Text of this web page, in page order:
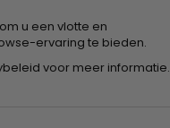
u een vlotte en
ervaring te bieden.
voor meer informatie.